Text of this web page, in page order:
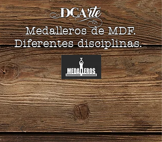
DCArte
Medalleros de MDF.
Diferentes disciplinas.